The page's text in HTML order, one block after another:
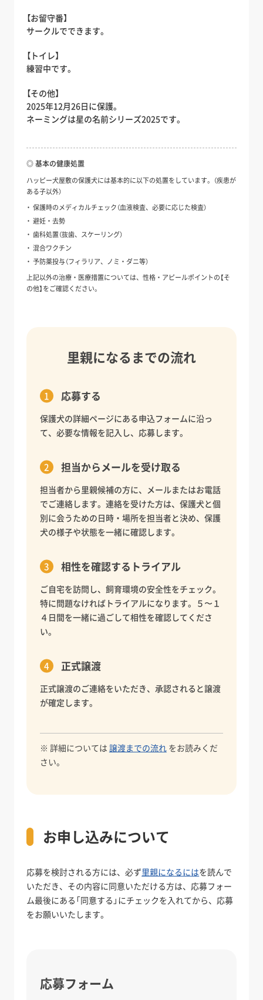
【お留守番】
サークルでできます。
【トイレ】
練習中です。
【その他】
2025年12月26日に保護。
ネーミングは星の名前シリーズ2025です。
◎ 基本の健康処置
ハッピー犬屋敷の保護犬には基本的に以下の処置をしています。（疾患が
ある子以外）
保護時のメディカルチェック（血液検査、必要に応じた検査）
避妊・去勢
歯科処置（抜歯、スケーリング）
混合ワクチン
予防薬投与（フィラリア、ノミ・ダニ等）
上記以外の治療・医療措置については、性格・アピールポイントの【そ
の他】をご確認ください。
里親になるまでの流れ
応募する
保護犬の詳細ページにある申込フォームに沿っ
て、必要な情報を記入し、応募します。
担当からメールを受け取る
担当者から里親候補の方に、メールまたはお電話
でご連絡します。連絡を受けた方は、保護犬と個
別に会うための日時・場所を担当者と決め、保護
犬の様子や状態を一緒に確認します。
相性を確認するトライアル
ご自宅を訪問し、飼育環境の安全性をチェック。
特に問題なければトライアルになります。５〜１
４日間を一緒に過ごして相性を確認してくださ
い。
正式譲渡
正式譲渡のご連絡をいただき、承認されると譲渡
が確定します。
※ 詳細については 譲渡までの流れをお読みくだ
さい。
お申し込みについて
応募を検討される方には、必ず里親になるにはを読んで
いただき、その内容に同意いただける方は、応募フォー
ム最後にある「同意する」にチェックを入れてから、応募
をお願いいたします。
応募フォーム